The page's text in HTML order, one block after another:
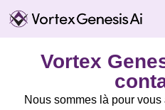
Vortex
Nous sommes là pour